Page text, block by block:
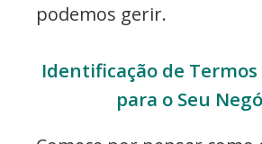
podemos gerir.
Identificação de
para o Seu